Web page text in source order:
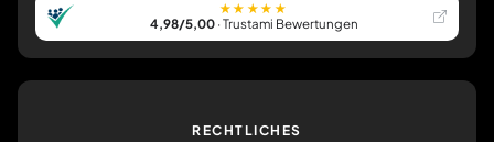
★★★★★
4,98/5,00· Trustami Bewertungen
RECHTLICHES